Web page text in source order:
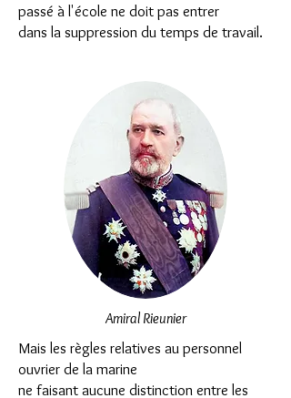
Mais les règles relatives au personnel
ouvrier de la marine
ne faisant aucune distinction entre les
passé à l'école ne doit pas entrer
dans la suppression du temps de travail.
Amiral Rieunier